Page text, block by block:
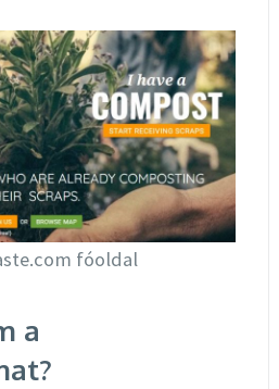
fóoldal
a